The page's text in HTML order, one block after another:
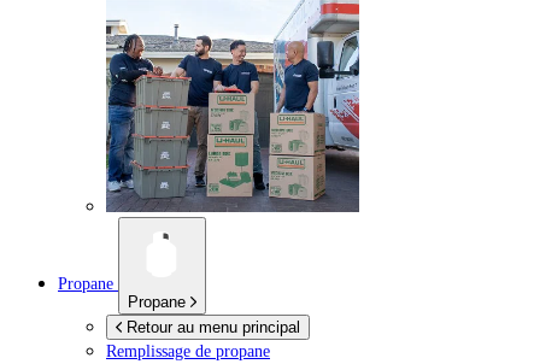
Propane
Propane
Retour au menu principal
Remplissage de propane